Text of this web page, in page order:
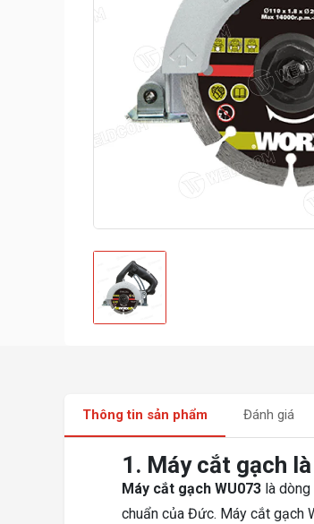
Thông tin sản phẩm Đánh giá
1. Máy cắt gạch
Máy cắt gạch WU073 là
chuẩn của Đức. Máy cắt gạch